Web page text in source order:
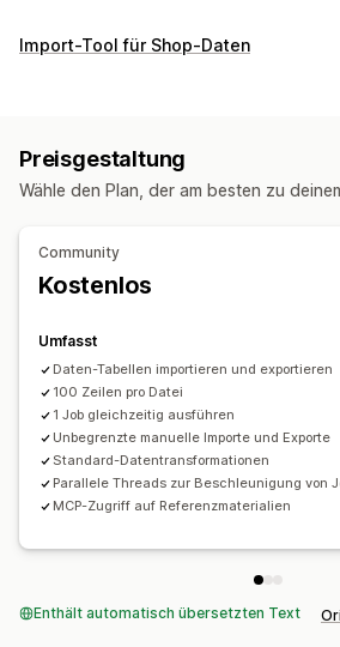
Bearbeitbare Ressourcen
Aktionen
CSV-Import und -Export
Datensynchronisierung
Massenbearbeitung
Import-Tool für Shop-Daten
Bestellsynchronisierung
Produktsynchronisierung Zwei-
Geplanter Import
Support
Massenupdates
Kollektionen
Inventar Metafelder
Plattform wechseln
Preisgestaltung
Wähle den Plan, der am besten zu
Community
Kostenlos
Umfasst
Daten-Tabellen importieren und exportieren
100 Zeilen pro Datei
1 Job gleichzeitig ausführen
Unbegrenzte manuelle Importe und Exporte
Standard-Datentransformationen
Parallele Threads zur Beschleunigung von
MCP-Zugriff auf Referenzmaterialien
Enthält automatisch übersetzten Text